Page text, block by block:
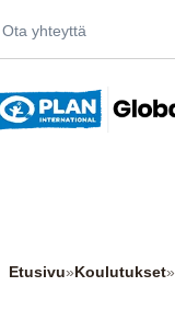
Ota yhteyttä
Etusivu»Koulutukset»